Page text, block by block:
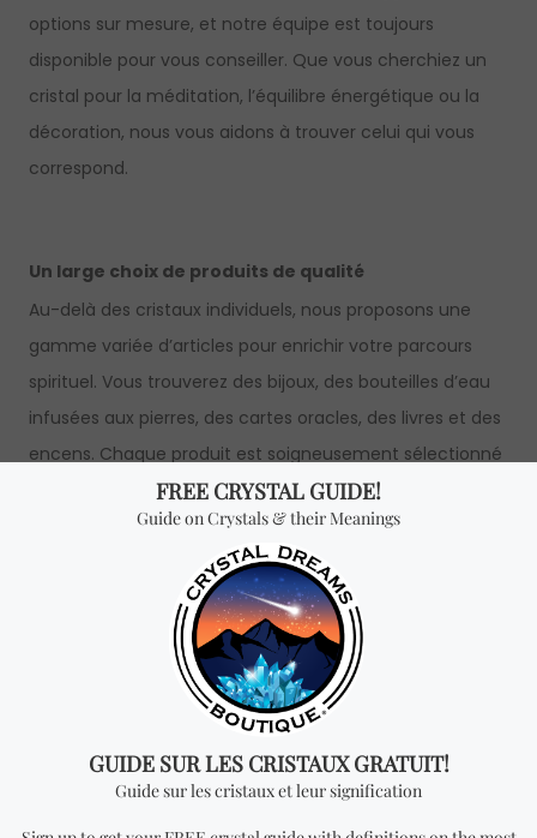
options sur mesure, et notre équipe est toujours
disponible pour vous conseiller. Que vous cherchiez un
cristal pour la méditation, l’équilibre énergétique ou la
décoration, nous vous aidons à trouver celui qui vous
correspond.
Un large choix de produits de qualité
Au-delà des cristaux individuels, nous proposons une
gamme variée d’articles pour enrichir votre parcours
spirituel. Vous trouverez des bijoux, des bouteilles d’eau
infusées aux pierres, des cartes oracles, des livres et des
encens. Chaque produit est soigneusement sélectionné
pour compléter votre pratique et apporter des énergies
positives à votre quotidien. Que vous souhaitez élargir
votre collection ou offrir un cadeau unique, Crystal
Dreams a ce qu’il vous faut.
Nous avons à cœur de proposer des cristaux de haute
qualité, issus de sources éthiques et responsables.
Chaque pierre est minutieusement vérifiée pour garantir
son authenticité. Nous privilégions la transparence et la
satisfaction, afin que chaque achat corresponde